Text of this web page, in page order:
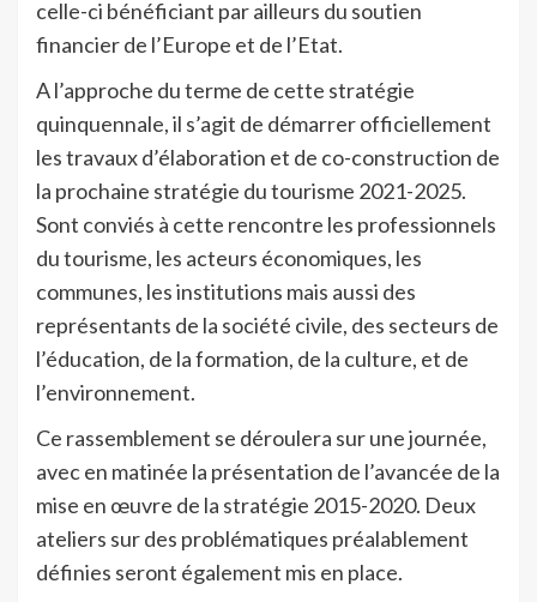
celle-ci bénéficiant par ailleurs du soutien
financier de l’Europe et de l’Etat.
A l’approche du terme de cette stratégie
quinquennale, il s’agit de démarrer officiellement
les travaux d’élaboration et de co-construction de
la prochaine stratégie du tourisme 2021-2025.
Sont conviés à cette rencontre les professionnels
du tourisme, les acteurs économiques, les
communes, les institutions mais aussi des
représentants de la société civile, des secteurs de
l’éducation, de la formation, de la culture, et de
l’environnement.
Ce rassemblement se déroulera sur une journée,
avec en matinée la présentation de l’avancée de la
mise en œuvre de la stratégie 2015-2020. Deux
ateliers sur des problématiques préalablement
définies seront également mis en place.